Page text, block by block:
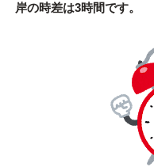
岸の時差は3時間です。